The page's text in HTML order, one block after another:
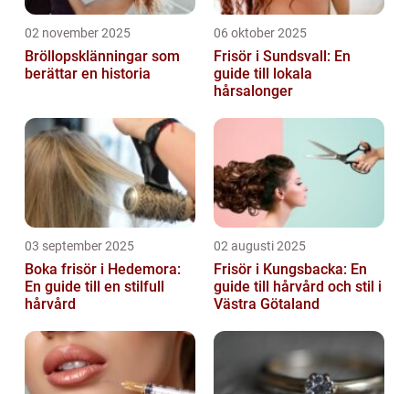
02 november 2025
Bröllopsklänningar som
berättar en historia
06 oktober 2025
Frisör i Sundsvall: En
guide till lokala
hårsalonger
03 september 2025
Boka frisör i Hedemora:
En guide till en stilfull
hårvård
02 augusti 2025
Frisör i Kungsbacka: En
guide till hårvård och stil i
Västra Götaland